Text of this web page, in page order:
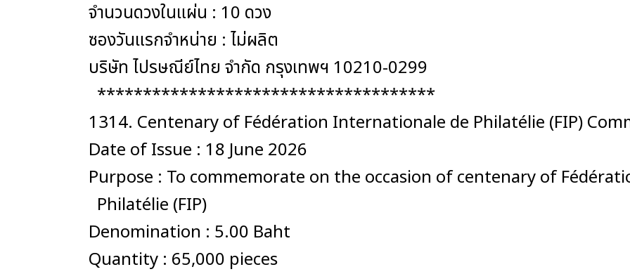
จำนวนดวงในแผ่น : 10 ดวง
ซองวันแรกจำหน่าย : ไม่ผลิต
บริษัท ไปรษณีย์ไทย จำกัด กรุงเทพฯ 10210-0299
*************************************
1314. Centenary of Fédération Internationale de Philatélie (FIP)
Date of Issue : 18 June 2026
Purpose : To commemorate on the occasion of centenary of
Philatélie (FIP)
Denomination : 5.00 Baht
Quantity : 65,000 pieces